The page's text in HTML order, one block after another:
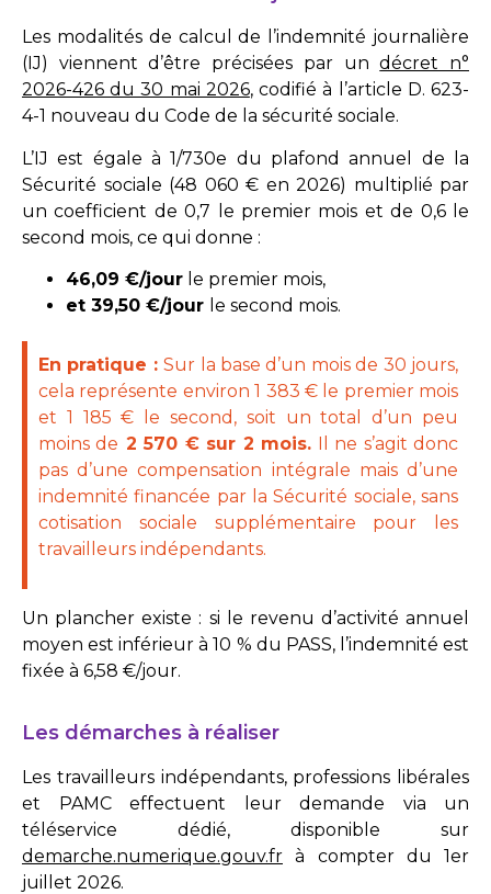
Les modalités de calcul de l’indemnité journalière
(IJ) viennent d’être précisées par undécret n°
2026-426 du 30 mai 2026, codifié à l’article D. 623-
4-1 nouveau du Code de la sécurité sociale.
L’IJ est égale à 1/730e du plafond annuel de la
Sécurité sociale (48 060 € en 2026) multiplié par
un coefficient de 0,7 le premier mois et de 0,6 le
second mois, ce qui donne :
46,09 €/jour le premier mois,
et 39,50 €/jour le second mois.
En pratique :Sur la base d’un mois de 30 jours,
cela représente environ 1 383 € le premier mois
et 1 185 € le second, soit un total d’un peu
moins de 2 570 € sur 2 mois. Il ne s’agit donc
pas d’une compensation intégrale mais d’une
indemnité financée par la Sécurité sociale, sans
cotisation sociale supplémentaire pour les
travailleurs indépendants.
Un plancher existe : si le revenu d’activité annuel
moyen est inférieur à 10 % du PASS, l’indemnité est
fixée à 6,58 €/jour.
Les démarches à réaliser
Les travailleurs indépendants, professions libérales
et PAMC effectuent leur demande via un
téléservice dédié, disponible sur
demarche.numerique.gouv.fr à compter du 1er
juillet 2026.